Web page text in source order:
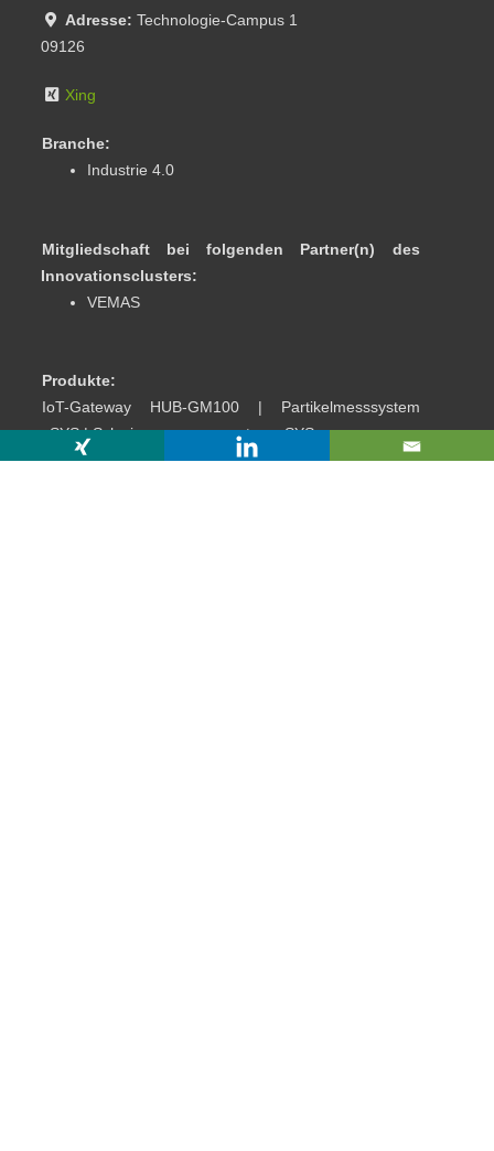
Adresse:Technologie-Campus 1
09126
Xing
Branche:
Industrie 4.0
Mitgliedschaft bei folgenden Partner(n) des
Innovationsclusters:
VEMAS
Produkte:
IoT-Gateway HUB-GM100 | Partikelmesssystem
pSYS | Schwingungsmesssystem vSYS